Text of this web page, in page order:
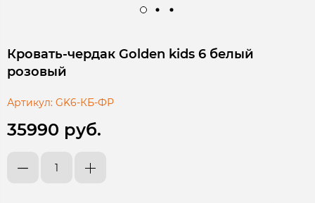
Кровать-чердак Golden kids 6 белый
розовый
Артикул: GK6-КБ-ФР
35990 руб.